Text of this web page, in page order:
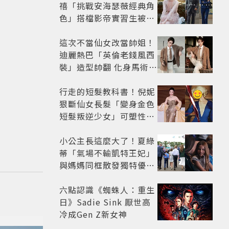
禧「挑戰安海瑟薇經典角
色」搭檔影帝實習生被
這次不當仙女改當帥姐！
迪麗熱巴「英倫老錢風西
裝」造型帥翻 化身馬術師
行走的短髮教科書！倪妮
狠斷仙女長髮「變身金色
短髮叛逆少女」可塑性超
小公主長這麼大了！夏綠
蒂「氣場不輸凱特王妃」
與媽媽同框散發獨特優雅
六點認識《蜘蛛人：重生
日》Sadie Sink 厭世高
冷成Gen Z新女神